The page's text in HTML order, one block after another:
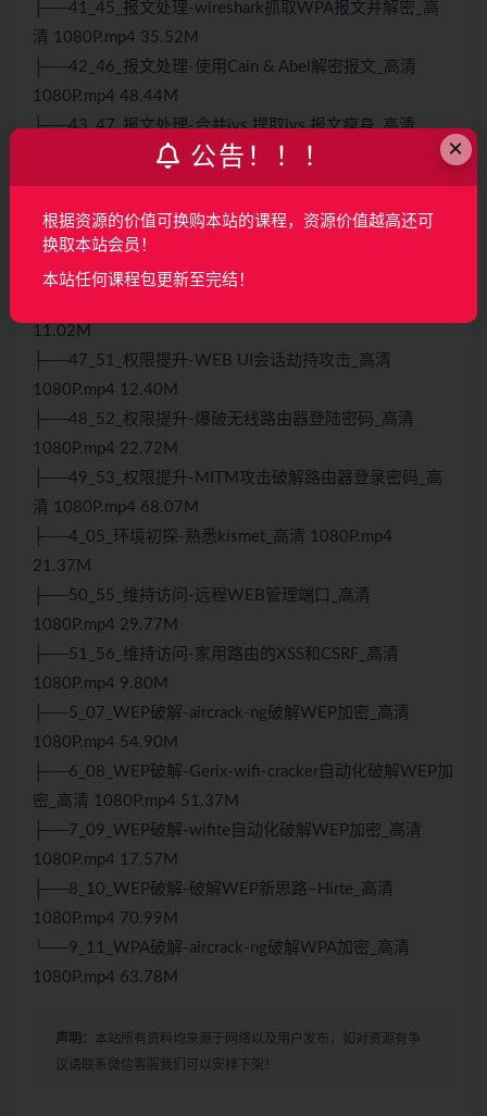
├──41_45_报文处理-wireshark抓取WPA报文并解密_高
清 1080P.mp4 35.52M
├──42_46_报文处理-使用Cain & Abel解密报文_高清
1080P.mp4 48.44M
├──43_47_报文处理-合并ivs 提取ivs 报文瘦身_高清
1080P.mp4 37.84M
├──44_48_报文处理-airdecap-ng解密报文_高清
1080P.mp4 23.71M
├──45_49_权限提升-RouterSwitch等远程登陆TelnetSSH
等暴力破解_高清 1080P.mp4 31.17M
11.02M
├──47_51_权限提升-WEB UI会话劫持攻击_高清
1080P.mp4 12.40M
├──48_52_权限提升-爆破无线路由器登陆密码_高清
1080P.mp4 22.72M
├──49_53_权限提升-MITM攻击破解路由器登录密码_高
清 1080P.mp4 68.07M
├──4_05_环境初探-熟悉kismet_高清 1080P.mp4
21.37M
├──50_55_维持访问-远程WEB管理端口_高清
1080P.mp4 29.77M
├──51_56_维持访问-家用路由的XSS和CSRF_高清
1080P.mp4 9.80M
├──5_07_WEP破解-aircrack-ng破解WEP加密_高清
1080P.mp4 54.90M
├──6_08_WEP破解-Gerix-wifi-cracker自动化破解WEP加
密_高清 1080P.mp4 51.37M
├──7_09_WEP破解-wifite自动化破解WEP加密_高清
1080P.mp4 17.57M
├──8_10_WEP破解-破解WEP新思路–Hirte_高清
1080P.mp4 70.99M
└──9_11_WPA破解-aircrack-ng破解WPA加密_高清
1080P.mp4 63.78M
声明： 本站所有资料均来源于网络以及用户发布，如对资源有争
议请联系微信客服我们可以安排下架！
×
公告！！！
根据资源的价值可换购本站的课程，资源价值越高还可
换取本站会员！
本站任何课程包更新至完结！